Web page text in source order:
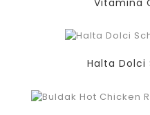
Halta Dolci